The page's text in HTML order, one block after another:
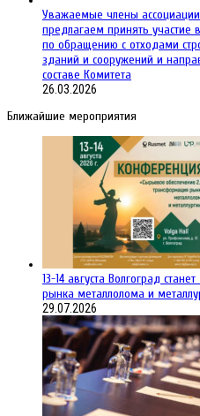
Уважаемые члены
предлагаем принять участие
по обращению с отходами
зданий и сооружений и
составе Комитета
26.03.2026
Ближайшие мероприятия
13-14 августа Волгоград
рынка металлолома и
29.07.2026